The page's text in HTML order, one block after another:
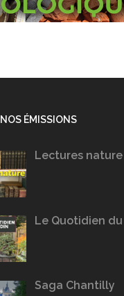
ÉMISSIONS
Lectures nature
Le Quotidien
Saga Chantilly